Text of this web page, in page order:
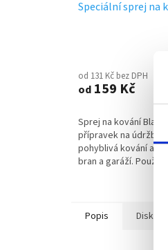
Speciální sprej na
od 131 Kč bez DPH
od 159 Kč
Sprej na kování
přípravek na údržbu
pohyblivá kování a
bran a garáží.
obchodě i v
Popis Diskuze